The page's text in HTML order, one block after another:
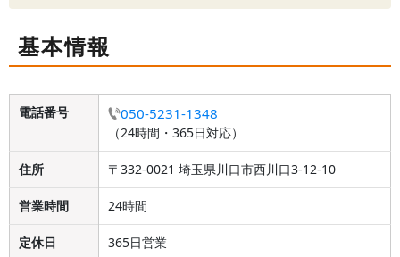
基本情報
電話番号 050-5231-1348
（24時間・365日対応）
住所 〒332-0021 埼玉県川口市西川口3-12-10
営業時間 24時間
定休日 365日営業